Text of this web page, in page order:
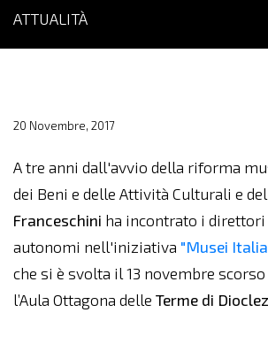
ATTUALITÀ
20 Novembre, 2017
A tre anni dall'avvio della riforma
dei Beni e delle Attività Culturali e
Franceschini ha incontrato i direttori
autonomi nell'iniziativa "Musei
che si è svolta il 13 novembre
l’Aula Ottagona delle Terme di